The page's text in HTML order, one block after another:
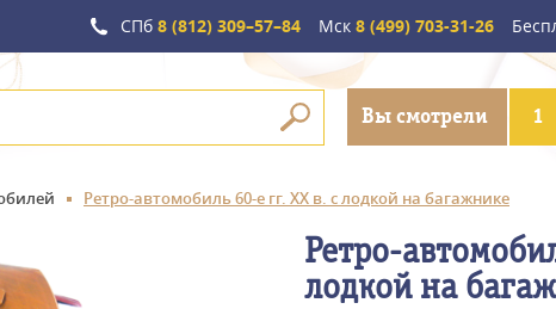
СПб 8 (812) 309–57–84 Мск 8 (499) 703-31-26
Вы смотрели 1
Ретро-автомобиль 60-е гг. XX в. с лодкой на багажнике
Ретро-
лодкой на